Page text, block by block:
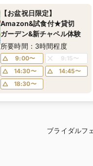
【お盆祝日限定】
Amazon&試食付★貸切
ガーデン&新チャペル体験
所要時間：3時間程度
9:00〜
9:15〜
14:30〜
14:45〜
18:30〜
ブライダルフ